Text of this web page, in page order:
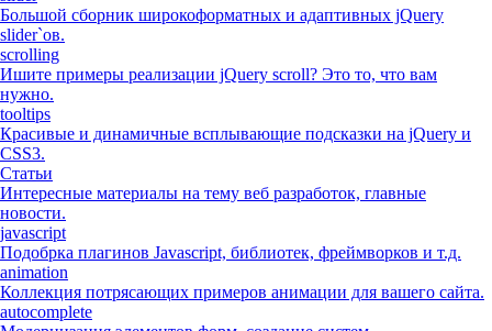
Большой сборник широкоформатных и адаптивных jQuery
slider`ов.
scrolling
Ишите примеры реализации jQuery scroll? Это то, что вам
нужно.
tooltips
Красивые и динамичные всплывающие подсказки на jQuery и
CSS3.
Статьи
Интересные материалы на тему веб разработок, главные
новости.
javascript
Подобрка плагинов Javascript, библиотек, фреймворков и т.д.
animation
Коллекция потрясающих примеров анимации для вашего сайта.
autocomplete